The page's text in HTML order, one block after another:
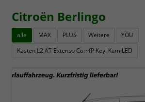
Citroën Berlingo
alle MAX PLUS Weitere
YOU
Kasten L2 AT Extenso ComfP Keyl Kam LED